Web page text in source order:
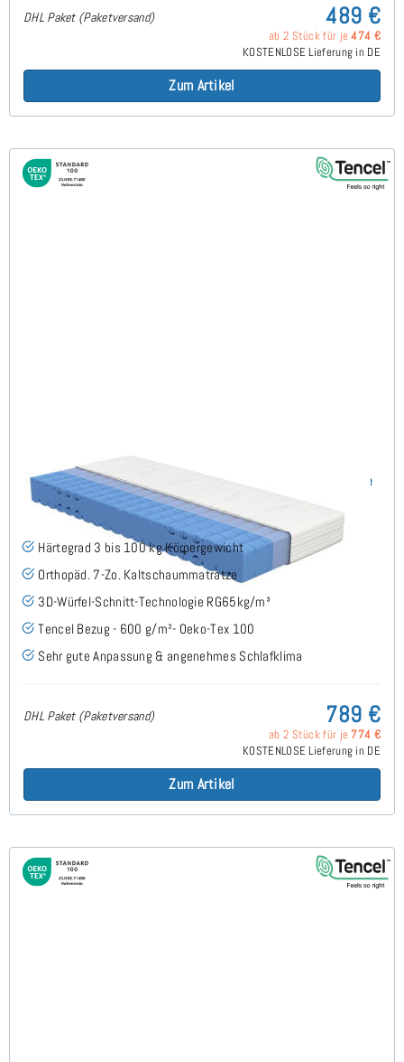
DHL Paket (Paketversand) 489 €
ab 2 Stück für je474 €
KOSTENLOSE Lieferung in DE
Zum Artikel
Keru H3 (TENCEL™ Lyocell) RG65 Kaltschaummatratze
140x190 cm - Sonderanfertigung
Härtegrad 3 bis 100 kg Körpergewicht
Orthopäd. 7-Zo. Kaltschaummatratze
3D-Würfel-Schnitt-Technologie RG65kg/m³
Tencel Bezug - 600 g/m²- Oeko-Tex 100
Sehr gute Anpassung & angenehmes Schlafklima
DHL Paket (Paketversand) 789 €
ab 2 Stück für je 774 €
KOSTENLOSE Lieferung in DE
Zum Artikel